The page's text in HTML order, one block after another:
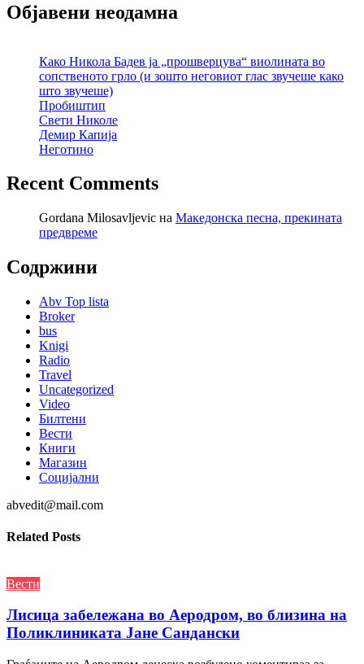
Објавени неодамна
Како Никола Бадев ја „прошверцува“ виолината во
сопственото грло (и зошто неговиот глас звучеше како
што звучеше)
Пробиштип
Свети Николе
Демир Капија
Неготино
Recent Comments
Gordana Milosavljevic на Македонска песна, прекината
предвреме
Содржини
Abv Top lista
Broker
bus
Knigi
Radio
Travel
Uncategorized
Video
Билтени
Вести
Книги
Магазин
Социјални
abvedit@mail.com
Related Posts
Вести
Лисица забележана во Аеродром, во близина на
Поликлиниката Јане Сандански